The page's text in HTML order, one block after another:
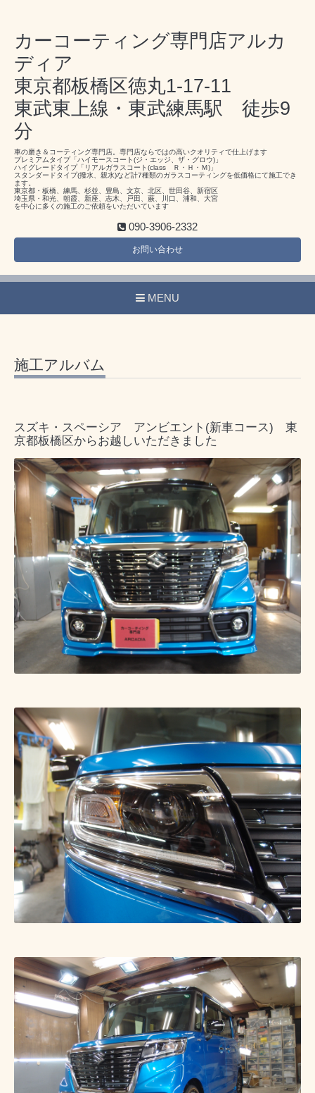
カーコーティング専門店アルカ
ディア
東京都板橋区徳丸1-17-11
東武東上線・東武練馬駅 徒歩9
分
車の磨き＆コーティング専門店。専門店ならではの高いクオリティで仕上げます
プレミアムタイプ「ハイモースコート(ジ・エッジ、ザ・グロウ)」
ハイグレードタイプ「リアルガラスコート(class Ｒ・Ｈ・Ｍ)」
スタンダードタイプ(撥水、親水)など計7種類のガラスコーティングを低価格にて施工でき
ます。
東京都・板橋、練馬、杉並、豊島、文京、北区、世田谷、新宿区
埼玉県・和光、朝霞、新座、志木、戸田、蕨、川口、浦和、大宮
を中心に多くの施工のご依頼をいただいています
090-3906-2332
お問い合わせ
MENU
施工アルバム
スズキ・スペーシア アンビエント(新車コース) 東
京都板橋区からお越しいただきました